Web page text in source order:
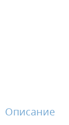
Описание